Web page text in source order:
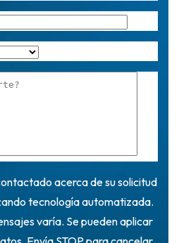
acerca de su solicitud
tecnología automatizada.
varía. Se pueden aplicar